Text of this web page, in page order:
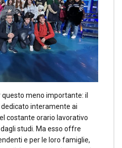
questo meno importante: il
dedicato interamente ai
costante orario lavorativo
studi. Ma esso offre
e per le loro famiglie,